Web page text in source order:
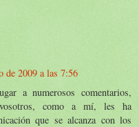
de 2009 a las 7:56
a numerosos comentarios,
como a mí, les ha
que se alcanza con los